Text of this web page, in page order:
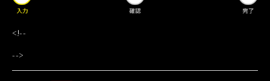
<!--
-->